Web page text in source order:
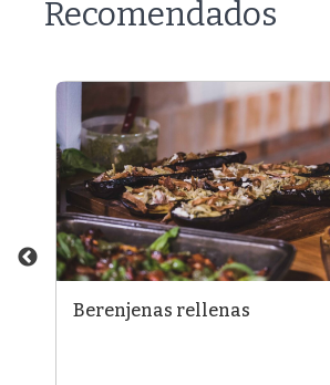
Recomendados
Berenjenas rellenas